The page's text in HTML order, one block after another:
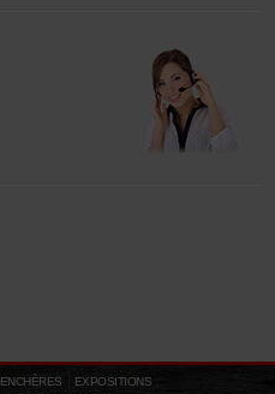
ENCHÈRES
EXPOSITIONS